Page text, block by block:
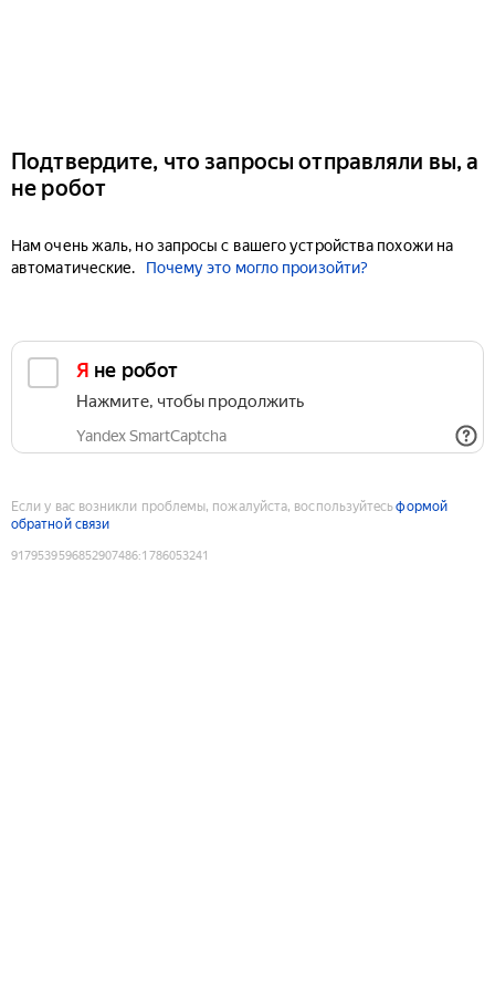
Подтвердите, что запросы отправляли вы, а
не робот
Нам очень жаль, но запросы с вашего устройства похожи на
автоматические.
Почему это могло произойти?
Я не робот
Нажмите, чтобы продолжить
Yandex SmartCaptcha
Если у вас возникли проблемы, пожалуйста, воспользуйтесьформой
обратной связи
9179539596852907486:1786053241